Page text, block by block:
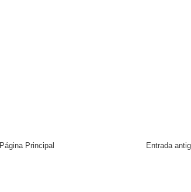
Entrada
Página Principal